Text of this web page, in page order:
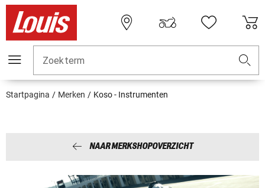
Zoekterm
Startpagina Merken Koso - Instrumenten
NAAR MERKSHOPOVERZICHT